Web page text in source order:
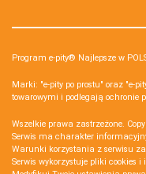
Program e-pity® Najlepsze w
Marki: "e-pity po prostu" oraz "e-
towarowymi i podlegają ochronie
Wszelkie prawa zastrzeżone.
Serwis ma charakter
Warunki korzystania z serwisu
Serwis wykorzystuje pliki cookies i